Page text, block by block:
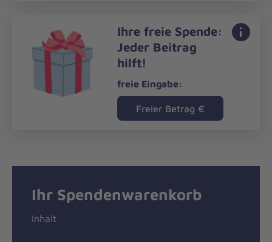
Ihre freie Spende:
Jeder Beitrag
hilft!
freie Eingabe:
Freier Betrag €
Ihr Spendenwarenkorb
Inhalt